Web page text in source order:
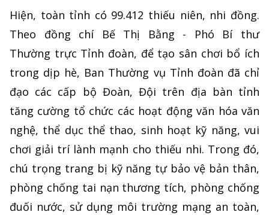
Hiện, toàn tỉnh có 99.412 thiếu niên, nhi đồng.
Theo đồng chí Bế Thị Bằng - Phó Bí thư
Thường trực Tỉnh đoàn, để tạo sân chơi bổ ích
trong dịp hè, Ban Thường vụ Tỉnh đoàn đã chỉ
đạo các cấp bộ Đoàn, Đội trên địa bàn tỉnh
tăng cường tổ chức các hoạt động văn hóa văn
nghệ, thể dục thể thao, sinh hoạt kỹ năng, vui
chơi giải trí lành mạnh cho thiếu nhi. Trong đó,
chú trọng trang bị kỹ năng tự bảo vệ bản thân,
phòng chống tai nạn thương tích, phòng chống
đuối nước, sử dụng môi trường mạng an toàn,